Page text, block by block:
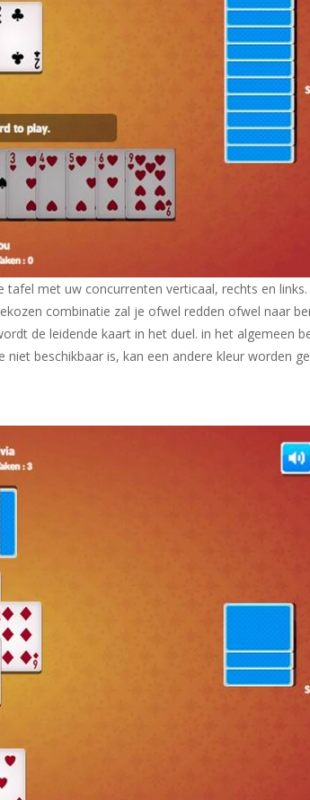
met uw concurrenten verticaal, rechts en
combinatie zal je ofwel redden ofwel naar
de leidende kaart in het duel. in het algemeen
beschikbaar is, kan een andere kleur worden